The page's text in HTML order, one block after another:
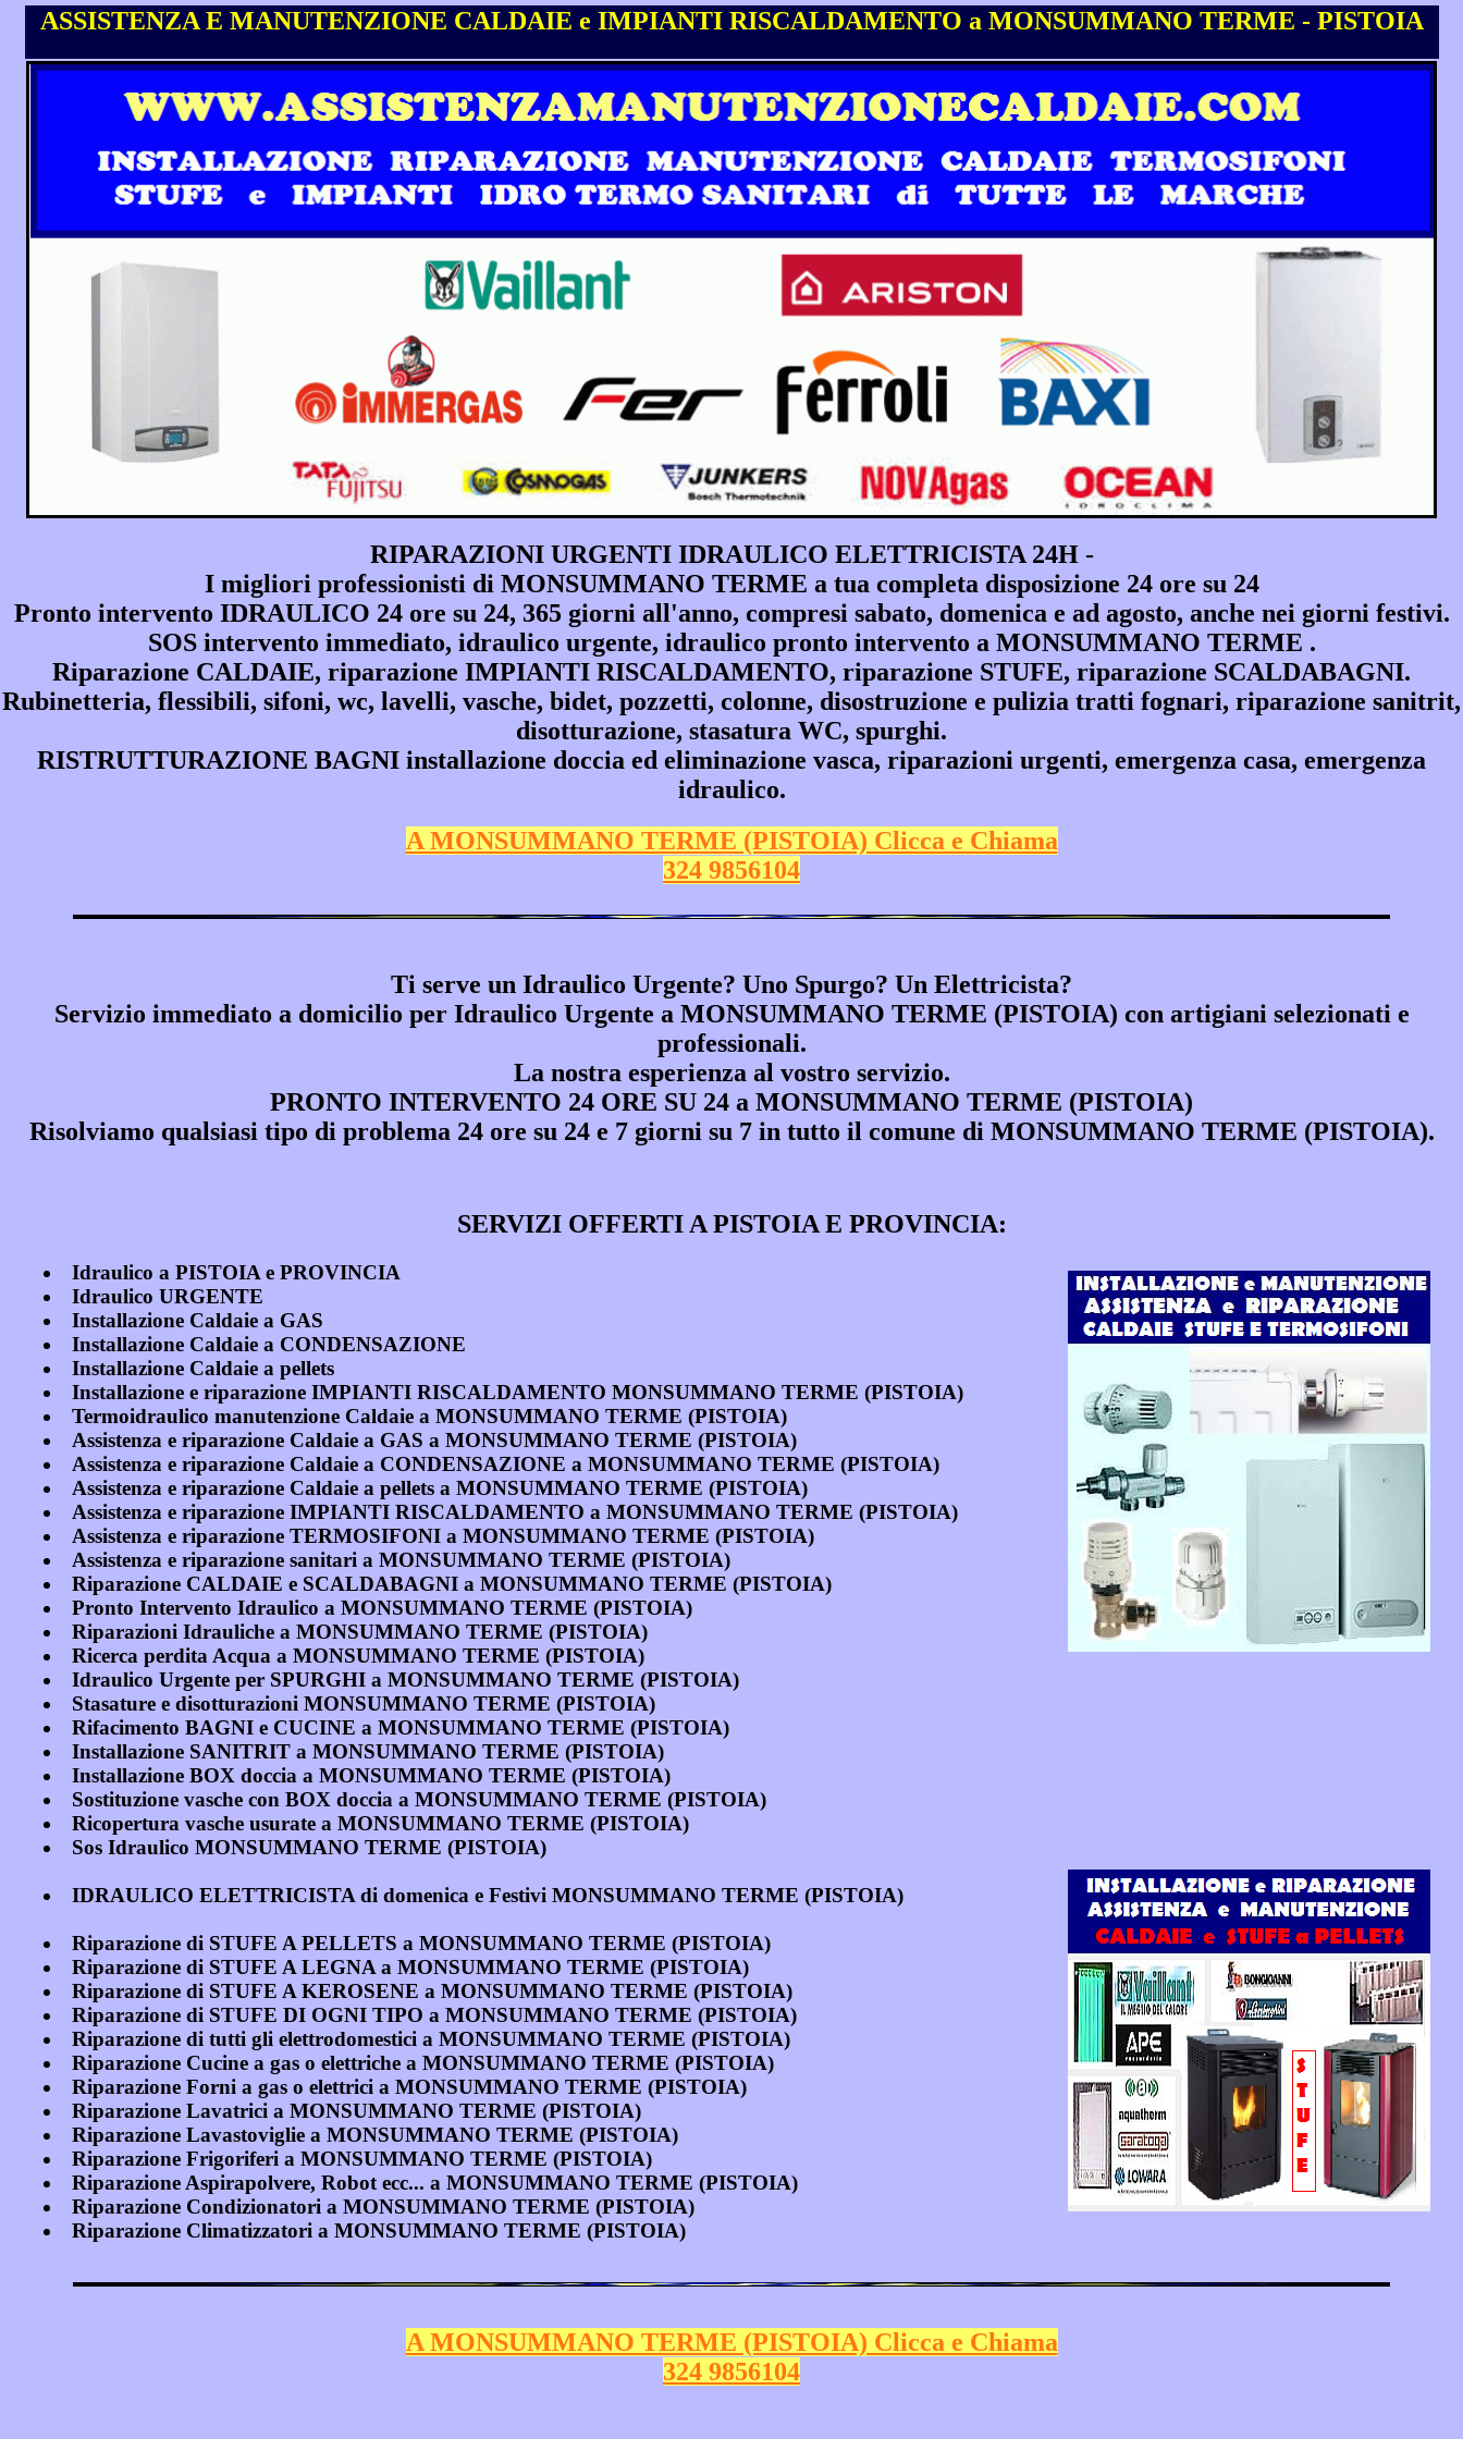
ASSISTENZA E MANUTENZIONE CALDAIE e IMPIANTI RISCALDAMENTO a MONSUMMANO TERME - PISTOIA
RIPARAZIONI URGENTI IDRAULICO ELETTRICISTA 24H -
I migliori professionisti di MONSUMMANO TERME a tua completa disposizione 24 ore su 24
Pronto intervento IDRAULICO 24 ore su 24, 365 giorni all'anno, compresi sabato, domenica e ad agosto, anche nei giorni festivi.
SOS intervento immediato, idraulico urgente, idraulico pronto intervento a MONSUMMANO TERME .
Riparazione CALDAIE, riparazione IMPIANTI RISCALDAMENTO, riparazione STUFE, riparazione SCALDABAGNI.
Rubinetteria, flessibili, sifoni, wc, lavelli, vasche, bidet, pozzetti, colonne, disostruzione e pulizia tratti fognari, riparazione sanitrit,
disotturazione, stasatura WC, spurghi.
RISTRUTTURAZIONE BAGNI installazione doccia ed eliminazione vasca, riparazioni urgenti, emergenza casa, emergenza
idraulico.
A MONSUMMANO TERME (PISTOIA) Clicca e Chiama
324 9856104
Ti serve un Idraulico Urgente? Uno Spurgo? Un Elettricista?
Servizio immediato a domicilio per Idraulico Urgente a MONSUMMANO TERME (PISTOIA) con artigiani selezionati e
professionali.
La nostra esperienza al vostro servizio.
PRONTO INTERVENTO 24 ORE SU 24 a MONSUMMANO TERME (PISTOIA)
Risolviamo qualsiasi tipo di problema 24 ore su 24 e 7 giorni su 7 in tutto il comune di MONSUMMANO TERME (PISTOIA).
SERVIZI OFFERTI A PISTOIA E PROVINCIA:
Idraulico a PISTOIA e PROVINCIA
Idraulico URGENTE
Installazione Caldaie a GAS
Installazione Caldaie a CONDENSAZIONE
Installazione Caldaie a pellets
Installazione e riparazione IMPIANTI RISCALDAMENTO MONSUMMANO TERME (PISTOIA)
Termoidraulico manutenzione Caldaie a MONSUMMANO TERME (PISTOIA)
Assistenza e riparazione Caldaie a GAS a MONSUMMANO TERME (PISTOIA)
Assistenza e riparazione Caldaie a CONDENSAZIONE a MONSUMMANO TERME (PISTOIA)
Assistenza e riparazione Caldaie a pellets a MONSUMMANO TERME (PISTOIA)
Assistenza e riparazione IMPIANTI RISCALDAMENTO a MONSUMMANO TERME (PISTOIA)
Assistenza e riparazione TERMOSIFONI a MONSUMMANO TERME (PISTOIA)
Assistenza e riparazione sanitari a MONSUMMANO TERME (PISTOIA)
Riparazione CALDAIE e SCALDABAGNI a MONSUMMANO TERME (PISTOIA)
Pronto Intervento Idraulico a MONSUMMANO TERME (PISTOIA)
Riparazioni Idrauliche a MONSUMMANO TERME (PISTOIA)
Ricerca perdita Acqua a MONSUMMANO TERME (PISTOIA)
Idraulico Urgente per SPURGHI a MONSUMMANO TERME (PISTOIA)
Stasature e disotturazioni MONSUMMANO TERME (PISTOIA)
Rifacimento BAGNI e CUCINE a MONSUMMANO TERME (PISTOIA)
Installazione SANITRIT a MONSUMMANO TERME (PISTOIA)
Installazione BOX doccia a MONSUMMANO TERME (PISTOIA)
Sostituzione vasche con BOX doccia a MONSUMMANO TERME (PISTOIA)
Ricopertura vasche usurate a MONSUMMANO TERME (PISTOIA)
Sos Idraulico MONSUMMANO TERME (PISTOIA)
IDRAULICO ELETTRICISTA di domenica e Festivi MONSUMMANO TERME (PISTOIA)
Riparazione di STUFE A PELLETS a MONSUMMANO TERME (PISTOIA)
Riparazione di STUFE A LEGNA a MONSUMMANO TERME (PISTOIA)
Riparazione di STUFE A KEROSENE a MONSUMMANO TERME (PISTOIA)
Riparazione di STUFE DI OGNI TIPO a MONSUMMANO TERME (PISTOIA)
Riparazione di tutti gli elettrodomestici a MONSUMMANO TERME (PISTOIA)
Riparazione Cucine a gas o elettriche a MONSUMMANO TERME (PISTOIA)
Riparazione Forni a gas o elettrici a MONSUMMANO TERME (PISTOIA)
Riparazione Lavatrici a MONSUMMANO TERME (PISTOIA)
Riparazione Lavastoviglie a MONSUMMANO TERME (PISTOIA)
Riparazione Frigoriferi a MONSUMMANO TERME (PISTOIA)
Riparazione Aspirapolvere, Robot ecc... a MONSUMMANO TERME (PISTOIA)
Riparazione Condizionatori a MONSUMMANO TERME (PISTOIA)
Riparazione Climatizzatori a MONSUMMANO TERME (PISTOIA)
A MONSUMMANO TERME (PISTOIA) Clicca e Chiama
324 9856104